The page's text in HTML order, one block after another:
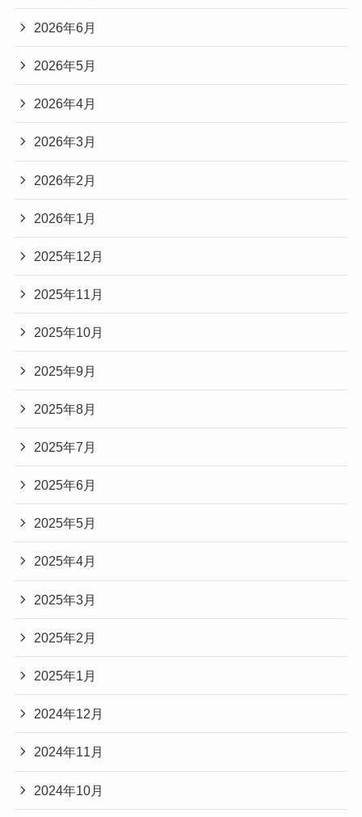
2026年6月
2026年5月
2026年4月
2026年3月
2026年2月
2026年1月
2025年12月
2025年11月
2025年10月
2025年9月
2025年8月
2025年7月
2025年6月
2025年5月
2025年4月
2025年3月
2025年2月
2025年1月
2024年12月
2024年11月
2024年10月